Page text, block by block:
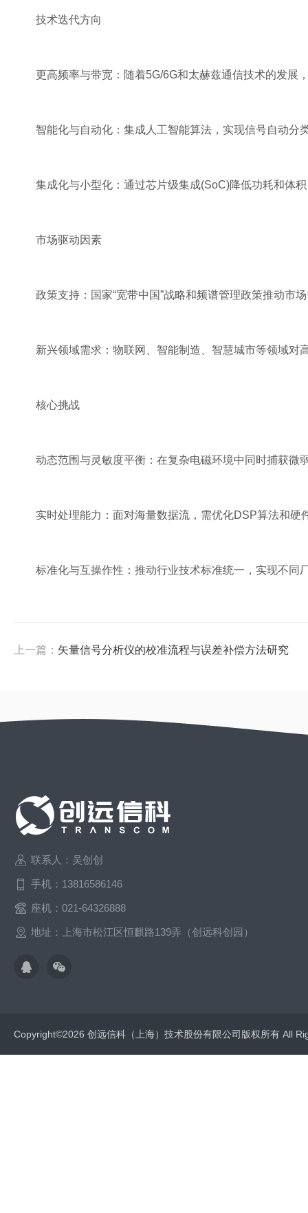
技术迭代方向
更高频率与带宽：随着5G/6G和太赫兹通信技术的发展
智能化与自动化：集成人工智能算法，实现信号自动分
集成化与小型化：通过芯片级集成(SoC)降低功耗和体积
市场驱动因素
政策支持：国家“宽带中国”战略和频谱管理政策推动市场
新兴领域需求：物联网、智能制造、智慧城市等领域对
核心挑战
动态范围与灵敏度平衡：在复杂电磁环境中同时捕获微
实时处理能力：面对海量数据流，需优化DSP算法和硬
标准化与互操作性：推动行业技术标准统一，实现不同
上一篇： 矢量信号分析仪的校准流程与误差补偿方法研究
联系人：吴创创
手机：13816586146
座机：021-64326888
地址：上海市松江区恒麒路139弄（创远科创园）
Copyright©2026 创远信科（上海）技术股份有限公司版权所有 All